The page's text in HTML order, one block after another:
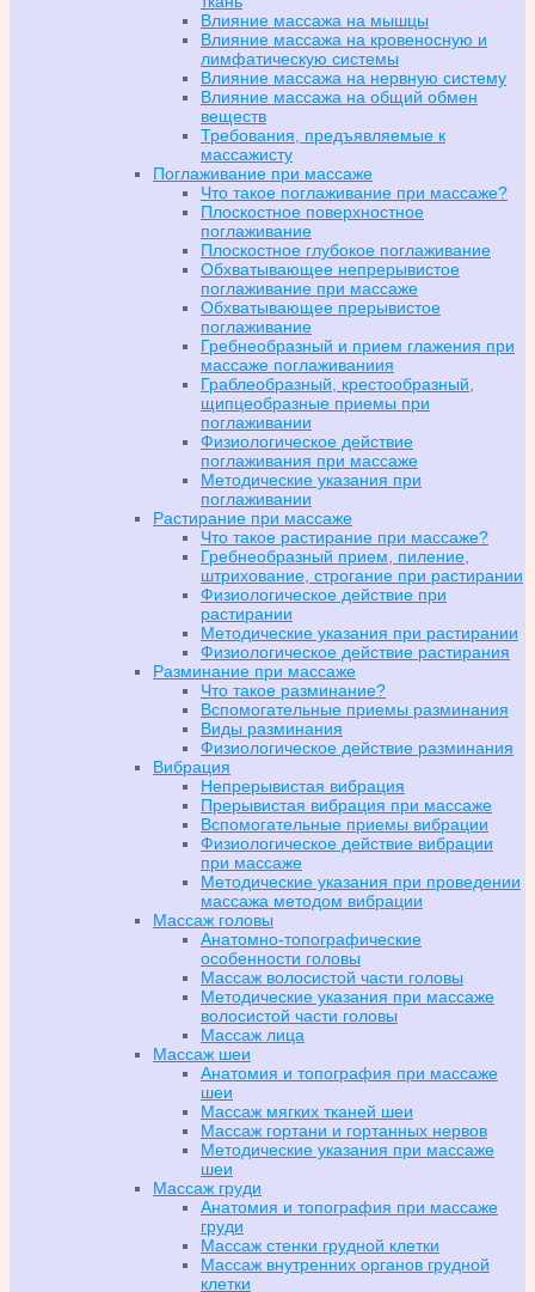
Влияние массажа на мышцы
Влияние массажа на кровеносную и
лимфатическую системы
Влияние массажа на нервную систему
Влияние массажа на общий обмен
веществ
Требования, предъявляемые к
массажисту
Поглаживание при массаже
Что такое поглаживание при массаже?
Плоскостное поверхностное
поглаживание
Плоскостное глубокое поглаживание
Обхватывающее непрерывистое
поглаживание при массаже
Обхватывающее прерывистое
поглаживание
Гребнеобразный и прием глажения при
массаже поглаживаниия
Граблеобразный, крестообразный,
щипцеобразные приемы при
поглаживании
Физиологическое действие
поглаживания при массаже
Методические указания при
поглаживании
Растирание при массаже
Что такое растирание при массаже?
Гребнеобразный прием, пиление,
штрихование, строгание при растирании
Физиологическое действие при
растирании
Методические указания при растирании
Физиологическое действие растирания
Разминание при массаже
Что такое разминание?
Вспомогательные приемы разминания
Виды разминания
Физиологическое действие разминания
Вибрация
Непрерывистая вибрация
Прерывистая вибрация при массаже
Вспомогательные приемы вибрации
Физиологическое действие вибрации
при массаже
Методические указания при проведении
массажа методом вибрации
Массаж головы
Анатомно-топографические
особенности головы
Массаж волосистой части головы
Методические указания при массаже
волосистой части головы
Массаж лица
Массаж шеи
Анатомия и топография при массаже
шеи
Массаж мягких тканей шеи
Массаж гортани и гортанных нервов
Методические указания при массаже
шеи
Массаж груди
Анатомия и топография при массаже
груди
Массаж стенки грудной клетки
Массаж внутренних органов грудной
клетки